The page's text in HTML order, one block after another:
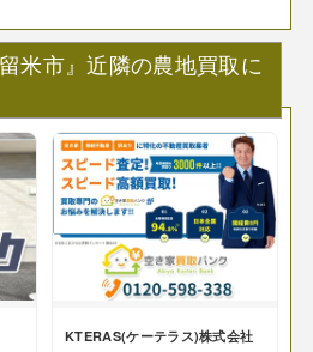
米市』近隣の農地買取に
KTERAS(ケーテラス)株式会社